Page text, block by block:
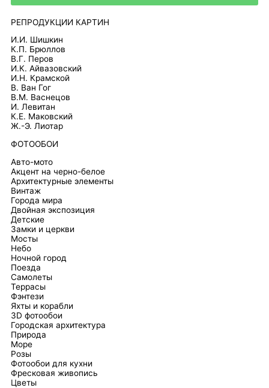
РЕПРОДУКЦИИ КАРТИН
И.И. Шишкин
К.П. Брюллов
В.Г. Перов
И.К. Айвазовский
И.Н. Крамской
В. Ван Гог
В.М. Васнецов
И. Левитан
К.Е. Маковский
Ж.-Э. Лиотар
ФОТООБОИ
Авто-мото
Акцент на черно-белое
Архитектурные элементы
Винтаж
Города мира
Двойная экспозиция
Детские
Замки и церкви
Мосты
Небо
Ночной город
Поезда
Самолеты
Террасы
Фэнтези
Яхты и корабли
3D фотообои
Городская архитектура
Природа
Море
Розы
Фотообои для кухни
Фресковая живопись
Цветы